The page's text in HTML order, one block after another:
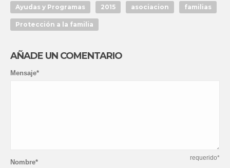
Ayudas y Programas 2015 asociacion familias
Protección a la familia
AÑADE UN COMENTARIO
Mensaje*
requerido*
Nombre*